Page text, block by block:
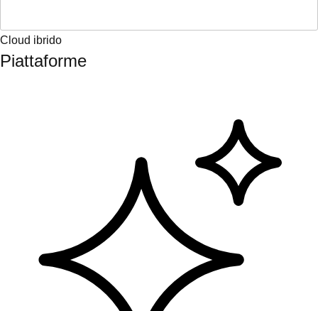
Cloud ibrido
Piattaforme